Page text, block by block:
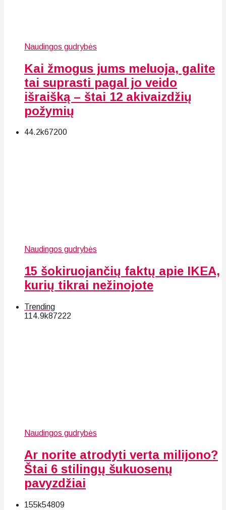
Naudingos gudrybės
Kai žmogus jums meluoja, galite
tai suprasti pagal jo veido
išraišką – štai 12 akivaizdžių
požymių
44.2k67200
Naudingos gudrybės
15 šokiruojančių faktų apie IKEA,
kurių tikrai nežinojote
Trending
114.9k87222
Naudingos gudrybės
Ar norite atrodyti verta milijono?
Štai 6 stilingų šukuosenų
pavyzdžiai
155k54809